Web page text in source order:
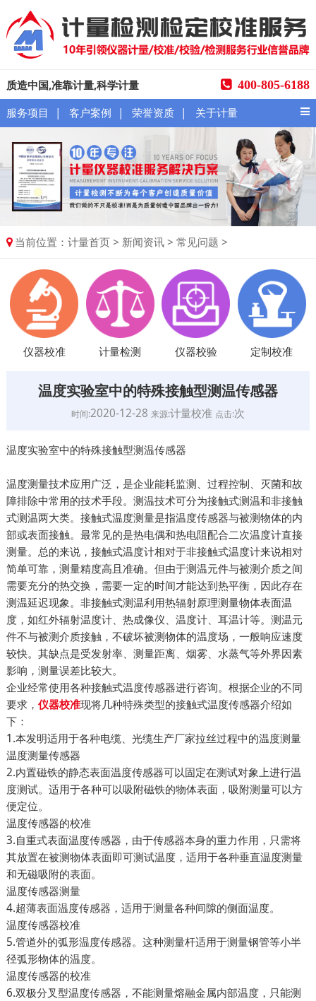
质造中国,准靠计量,科学计量 400-805-6188
服务项目 | 客户案例 | 荣誉资质 | 关于计量
当前位置：计量首页 > 新闻资讯 >常见问题 >
仪器校准 计量检测 仪器校验 定制校准
温度实验室中的特殊接触型测温传感器
时间:2020-12-28 来源:计量校准 点击:次
温度实验室中的特殊接触型测温传感器
温度测量技术应用广泛，是企业能耗监测、过程控制、灭菌和故
障排除中常用的技术手段。测温技术可分为接触式测温和非接触
式测温两大类。接触式温度测量是指温度传感器与被测物体的内
部或表面接触。最常见的是热电偶和热电阻配合二次温度计直接
测量。总的来说，接触式温度计相对于非接触式温度计来说相对
简单可靠，测量精度高且准确。但由于测温元件与被测介质之间
需要充分的热交换，需要一定的时间才能达到热平衡，因此存在
测温延迟现象。非接触式测温利用热辐射原理测量物体表面温
度，如红外辐射温度计、热成像仪、温度计、耳温计等。测温元
件不与被测介质接触，不破坏被测物体的温度场，一般响应速度
较快。其缺点是受发射率、测量距离、烟雾、水蒸气等外界因素
影响，测量误差比较大。
企业经常使用各种接触式温度传感器进行咨询。根据企业的不同
要求， 仪器校准现将几种特殊类型的接触式温度传感器介绍如
下：
1.本发明适用于各种电缆、光缆生产厂家拉丝过程中的温度测量
温度测量传感器
2.内置磁铁的静态表面温度传感器可以固定在测试对象上进行温
度测试。适用于各种可以吸附磁铁的物体表面，吸附测量可以方
便定位。
温度传感器的校准
3.自重式表面温度传感器，由于传感器本身的重力作用，只需将
其放置在被测物体表面即可测试温度，适用于各种垂直温度测量
和无磁吸附的表面。
温度传感器测量
4.超薄表面温度传感器，适用于测量各种间隙的侧面温度。
温度传感器校准
5.管道外的弧形温度传感器。这种测量杆适用于测量钢管等小半
径弧形物体的温度。
温度传感器的校准
6.双极分叉型温度传感器，不能测量熔融金属内部温度，只能测